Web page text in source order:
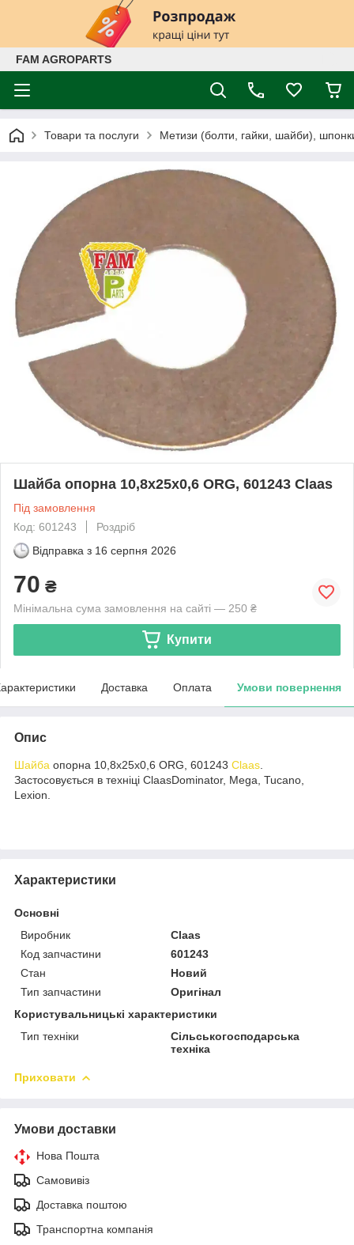
FAM AGROPARTS
Товари та послуги Метизи (болти, гайки, шайби),
Шайба опорна 10,8х25х0,6 ORG, 601243 Claas
Під замовлення
Код: 601243
Роздріб
Відправка з 16 серпня 2026
70 ₴
Мінімальна сума замовлення на сайті — 250 ₴
Купити
Доставка Оплата Умови повернення
Опис
Шайба опорна 10,8х25х0,6 ORG, 601243 Claas
Застосовується в техніці ClaasDominator, Mega, Tucano,
Lexion.
Характеристики
Основні
Виробник
Claas
Код запчастини
601243
Стан
Новий
Тип запчастини
Оригінал
Користувальницькі характеристики
Тип техніки
Сільськогосподарська
техніка
Приховати
Умови доставки
Нова Пошта
Самовивіз
Доставка поштою
Транспортна компанія